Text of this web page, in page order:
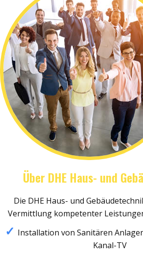
Über DHE Haus- und
Die DHE Haus- und
Vermittlung kompetenter
Installation von Sanitären
Kanal-TV